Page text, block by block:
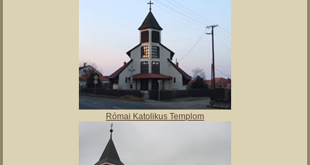
Római Katolikus Templom